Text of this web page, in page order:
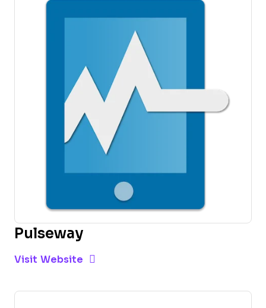
Pulseway
Visit Website Opens New Window